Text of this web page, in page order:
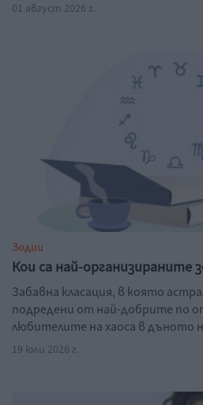
01 август 2026 г.
Зодии
Кои са най-организираните
Забавна класация, в която
подредени от най-добрите по
любителите на хаоса в дъното
19 юли 2026 г.